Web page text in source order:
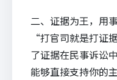
二、证据为王，用
“打官司就是打证
了证据在民事诉讼
能够直接支持你的